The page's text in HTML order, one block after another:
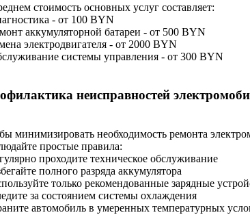
стоимость основных услуг составляет:
- от 100 BYN
аккумуляторной батареи - от 500 BYN
электродвигателя - от 2000 BYN
системы управления - от 300 BYN
неисправностей
минимизировать необходимость ремонта
простые правила:
проходите техническое обслуживание
полного разряда аккумулятора
только рекомендованные зарядные
за состоянием системы охлаждения
автомобиль в умеренных температурных